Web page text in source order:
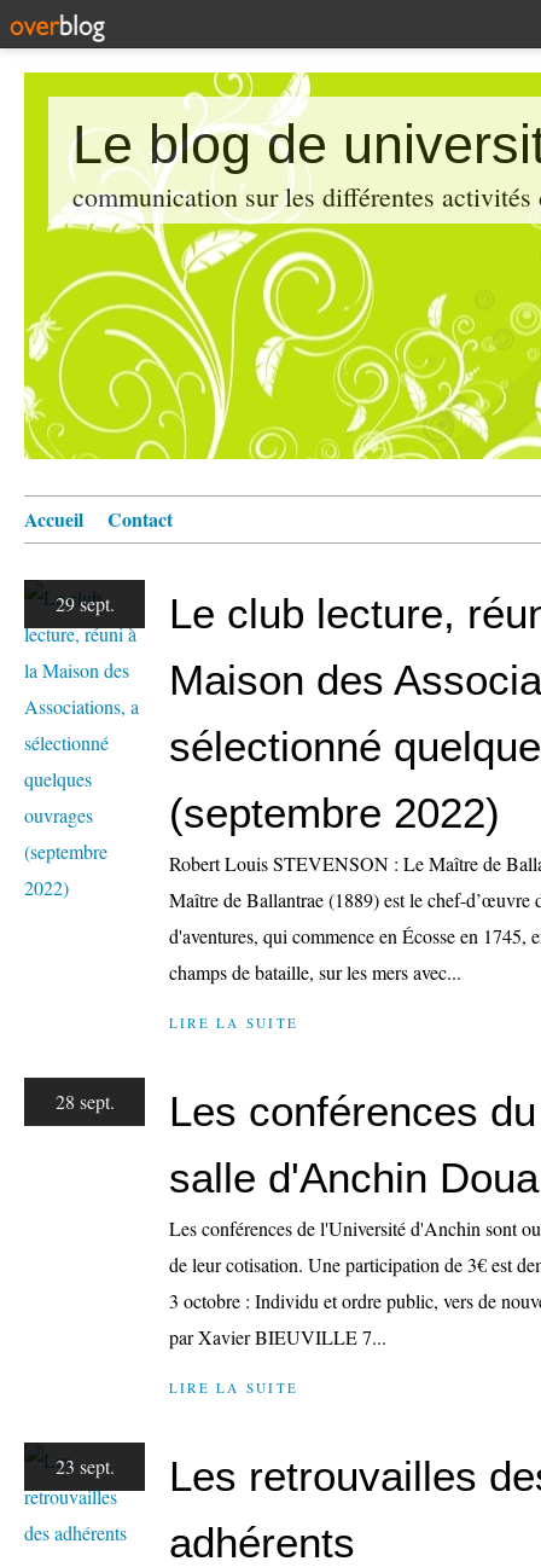
Le blog de
communication sur les différentes
Accueil Contact
29 sept.
Le club lecture,
Maison des
sélectionné
(septembre 2022)
Robert Louis STEVENSON : Le Maître de
Maître de Ballantrae (1889) est le chef-d’œuvre
d'aventures, qui commence en Écosse en 1745,
champs de bataille, sur les mers avec...
LIRE LA SUITE
28 sept.
Les conférences
salle d'Anchin
Les conférences de l'Université d'Anchin sont
de leur cotisation. Une participation de 3€ est
3 octobre : Individu et ordre public, vers de
par Xavier BIEUVILLE 7...
LIRE LA SUITE
23 sept.
Les retrouvailles
adhérents